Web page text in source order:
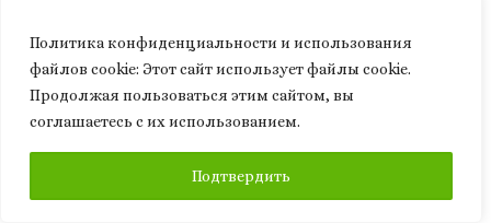
Политика конфиденциальности и использования
файлов сookie: Этот сайт использует файлы cookie.
Продолжая пользоваться этим сайтом, вы
соглашаетесь с их использованием.
Подтвердить
отдельного Порядка лишения научных
степеней не предусмотрена
институциональными полномочиями НАЗЯВО,